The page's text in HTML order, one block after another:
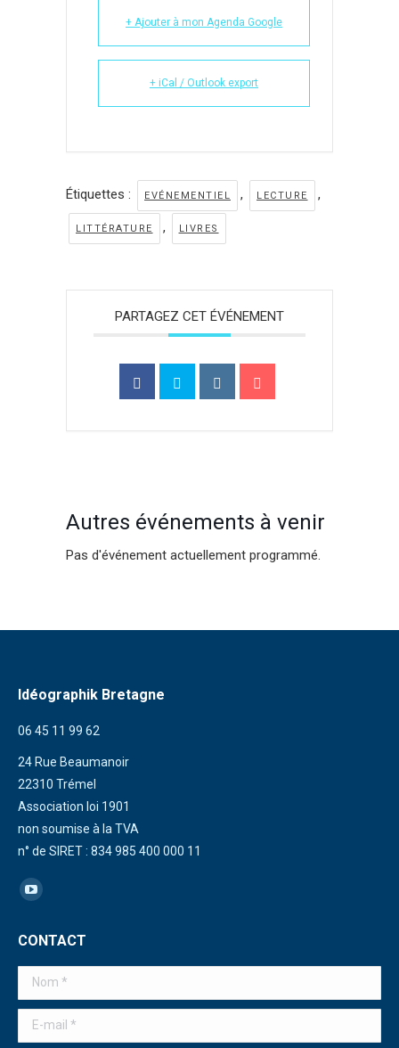
+ Ajouter à mon Agenda Google
+ iCal / Outlook export
Étiquettes : EVÉNEMENTIEL , LECTURE ,
LITTÉRATURE , LIVRES
PARTAGEZ CET ÉVÉNEMENT
Autres événements à venir
Pas d'événement actuellement programmé.
Idéographik Bretagne
06 45 11 99 62
24 Rue Beaumanoir
22310 Trémel
Association loi 1901
non soumise à la TVA
n° de SIRET : 834 985 400 000 11
Trouvez nous sur :
La
YouTube
s'ouvre
une
nouvelle
CONTACT
Nom *
E-mail *